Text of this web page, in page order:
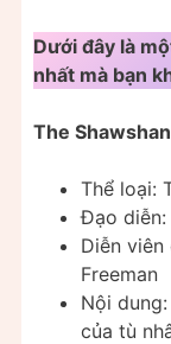
Dưới đây là
nhất mà bạn
The
Thể loại:
Đạo diễn:
Diễn viên
Freeman
Nội
của tù